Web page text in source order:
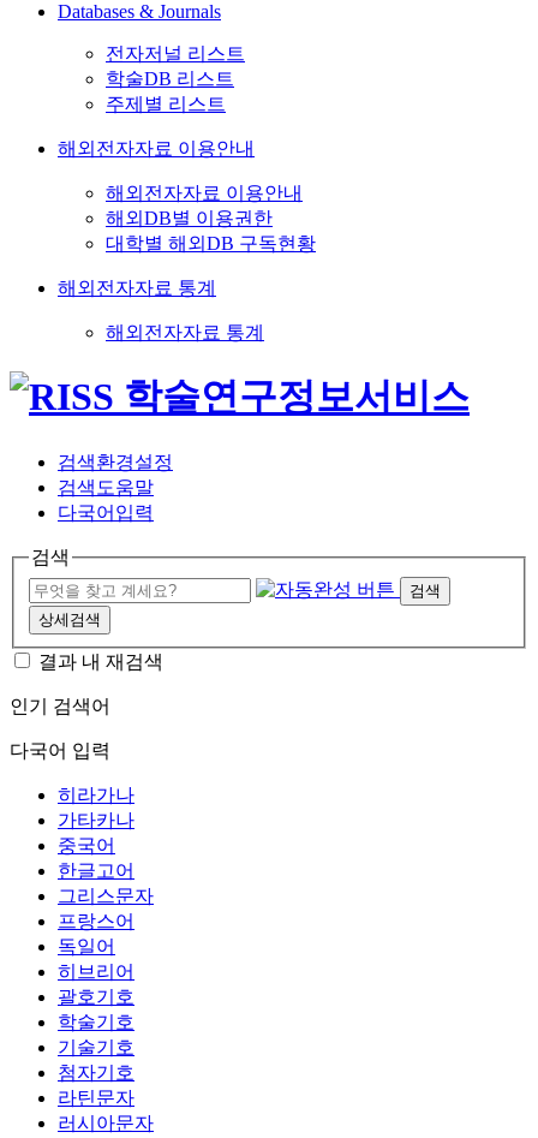
Databases & Journals
전자저널 리스트
학술DB 리스트
주제별 리스트
해외전자자료 이용안내
해외전자자료 이용안내
해외DB별 이용권한
대학별 해외DB 구독현황
해외전자자료 통계
해외전자자료 통계
검색환경설정
검색도움말
다국어입력
검색
검색
상세검색
결과 내 재검색
인기 검색어
다국어 입력
히라가나
가타카나
중국어
한글고어
그리스문자
프랑스어
독일어
히브리어
괄호기호
학술기호
기술기호
첨자기호
라틴문자
러시아문자